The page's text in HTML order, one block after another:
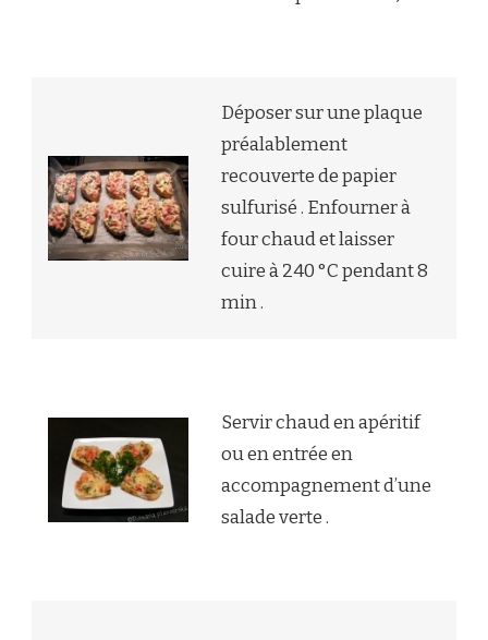
Déposer sur une plaque
préalablement
recouverte de papier
sulfurisé . Enfourner à
four chaud et laisser
cuire à 240 °C pendant 8
min .
Servir chaud en apéritif
ou en entrée en
accompagnement d’une
salade verte .